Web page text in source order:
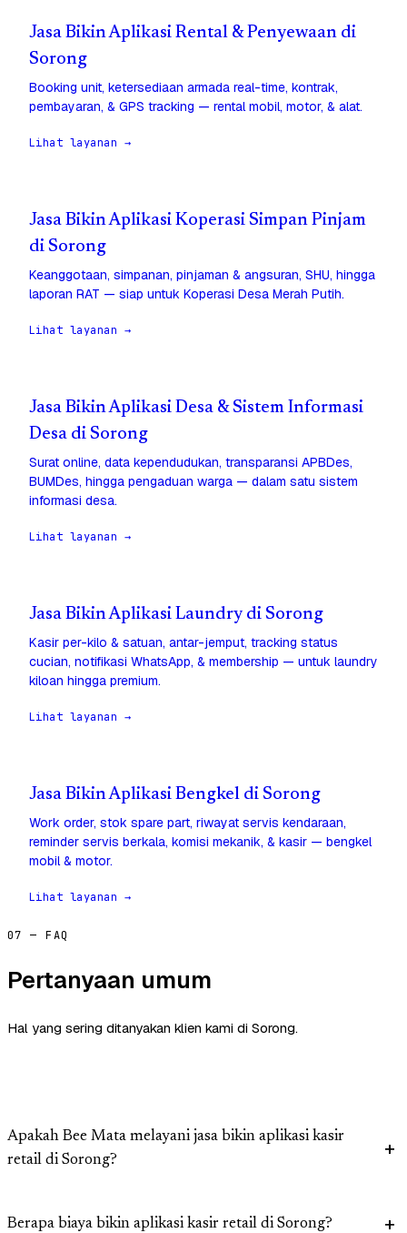
Jasa Bikin Aplikasi Rental & Penyewaan di
Sorong
Booking unit, ketersediaan armada real-time, kontrak,
pembayaran, & GPS tracking — rental mobil, motor, & alat.
Lihat layanan →
Jasa Bikin Aplikasi Koperasi Simpan Pinjam
di Sorong
Keanggotaan, simpanan, pinjaman & angsuran, SHU, hingga
laporan RAT — siap untuk Koperasi Desa Merah Putih.
Lihat layanan →
Jasa Bikin Aplikasi Desa & Sistem Informasi
Desa di Sorong
Surat online, data kependudukan, transparansi APBDes,
BUMDes, hingga pengaduan warga — dalam satu sistem
informasi desa.
Lihat layanan →
Jasa Bikin Aplikasi Laundry di Sorong
Kasir per-kilo & satuan, antar-jemput, tracking status
cucian, notifikasi WhatsApp, & membership — untuk laundry
kiloan hingga premium.
Lihat layanan →
Jasa Bikin Aplikasi Bengkel di Sorong
Work order, stok spare part, riwayat servis kendaraan,
reminder servis berkala, komisi mekanik, & kasir — bengkel
mobil & motor.
Lihat layanan →
07 — FAQ
Pertanyaan umum
Hal yang sering ditanyakan klien kami di Sorong.
Apakah Bee Mata melayani jasa bikin aplikasi kasir
retail di Sorong?
Berapa biaya bikin aplikasi kasir retail di Sorong?